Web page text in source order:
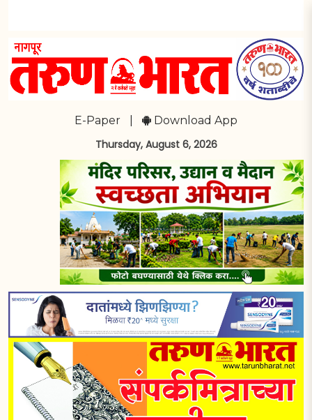
E-Paper Download App
Thursday, August 6, 2026